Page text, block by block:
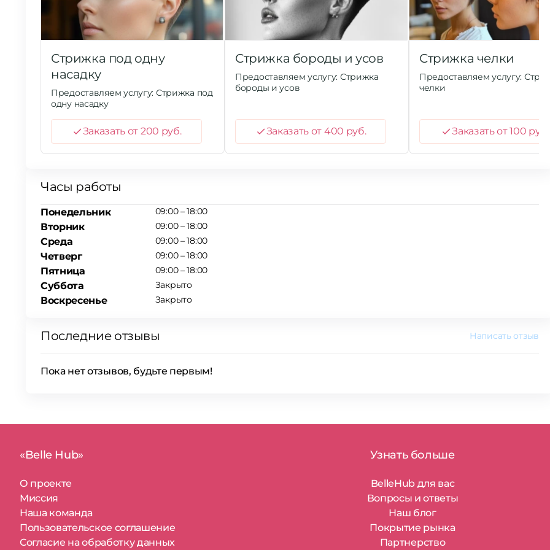
Стрижка под одну
насадку
Предоставляем услугу: Стрижка под
одну насадку
Заказать от 200 руб.
Стрижка бороды и усов
Предоставляем услугу: Стрижка
бороды и усов
Заказать от 400 руб.
Стрижка челки
Предоставляем услугу:
челки
Заказать от 100 руб.
Часы работы
Понедельник
Вторник
Среда
Четверг
Пятница
Суббота
Воскресенье
09:00 – 18:00
09:00 – 18:00
09:00 – 18:00
09:00 – 18:00
09:00 – 18:00
Закрыто
Закрыто
Последние отзывы Написать отзыв
Пока нет отзывов, будьте первым!
«Belle Hub»
О проекте
Миссия
Наша команда
Пользовательское соглашение
Согласие на обработку данных
Узнать больше
BelleHub для вас
Вопросы и ответы
Наш блог
Покрытие рынка
Партнерство